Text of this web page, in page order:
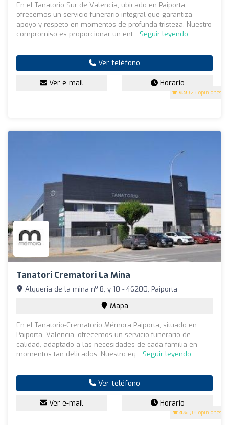
4.9 (23 opiniones)
En el Tanatorio Sur de Valencia, ubicado en Paiporta,
ofrecemos un servicio funerario integral que garantiza
apoyo y respeto en momentos de profunda tristeza. Nuestro
compromiso es proporcionar un ent... Seguir leyendo
Ver teléfono
Ver e-mail Horario
Tanatori Crematori La Mina
4.6 (18 opiniones)
Alqueria de la mina nº 8, y 10 - 46200, Paiporta
Mapa
En el Tanatorio-Crematorio Mémora Paiporta, situado en
Paiporta, Valencia, ofrecemos un servicio funerario de
calidad, adaptado a las necesidades de cada familia en
momentos tan delicados. Nuestro eq... Seguir leyendo
Ver teléfono
Ver e-mail Horario